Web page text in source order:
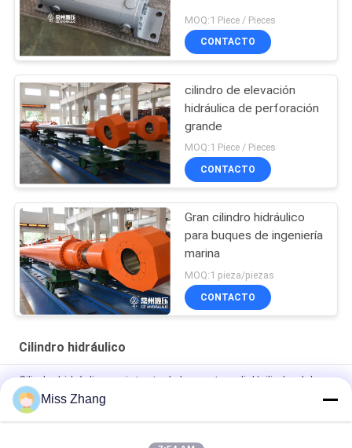
MOQ:1 Piece / Pieces
CONTACTO
cilindro de elevación
hidráulica de perforación
grande
MOQ:1 Piece / Pieces
CONTACTO
Gran cilindro hidráulico
para buques de ingeniería
marina
MOQ:1 pieza/piezas
CONTACTO
Cilindro hidráulico
Cilindro hidráulico resistente de la puerta radial/cilindro del
alzamiento para la industria de petróleo
Tipo de acero inoxidable del cilindro hidráulico QPPY-D de la
Miss Zhang